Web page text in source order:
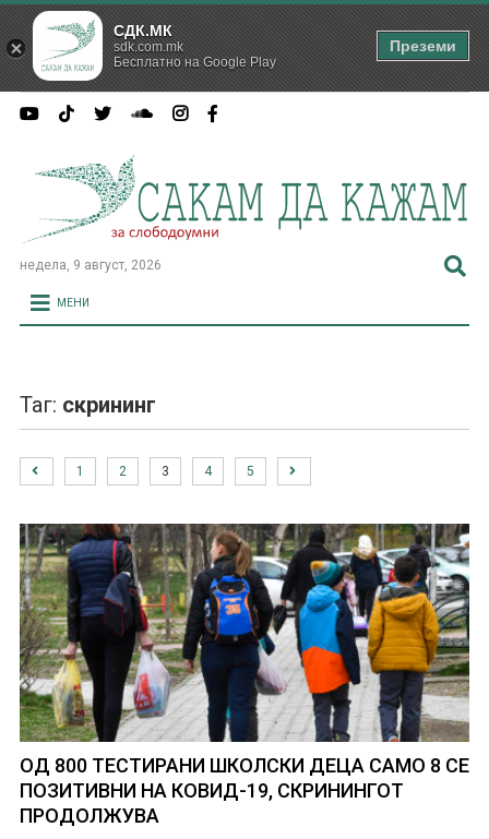
недела, 9 август, 2026
МЕНИ
Таг: скрининг
1 2 3 4 5
ОД 800 ТЕСТИРАНИ ШКОЛСКИ ДЕЦА САМО 8 СЕ
ПОЗИТИВНИ НА КОВИД-19, СКРИНИНГОТ
ПРОДОЛЖУВА
СДК.МК
sdk.com.mk
Бесплатно на Google Play
Преземи